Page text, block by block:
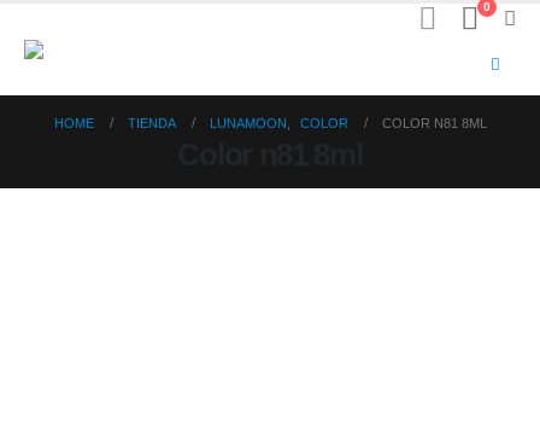
0
HOME TIENDA LUNAMOON COLOR COLOR N81 8ML